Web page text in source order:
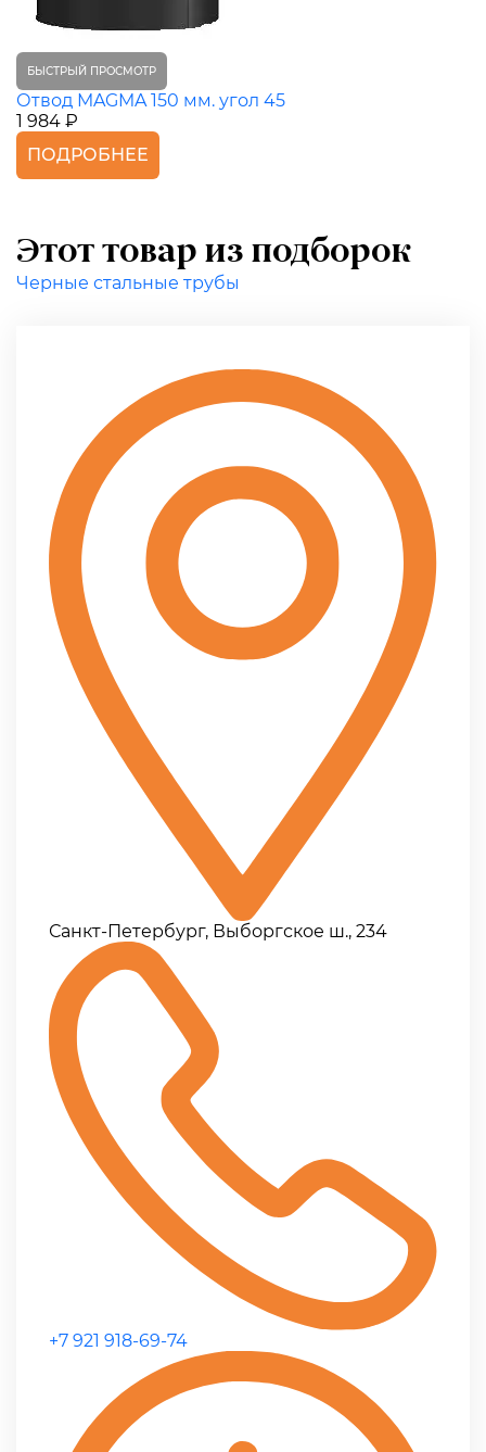
БЫСТРЫЙ ПРОСМОТР
Отвод MAGMA 150 мм. угол 45
1 984 ₽
ПОДРОБНЕЕ
Этот товар из подборок
Черные стальные трубы
Санкт-Петербург, Выборгское ш., 234
+7 921 918-69-74